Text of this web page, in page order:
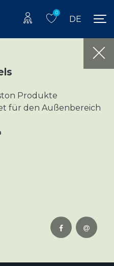
0
DE
Produkte
für den Außenbereich